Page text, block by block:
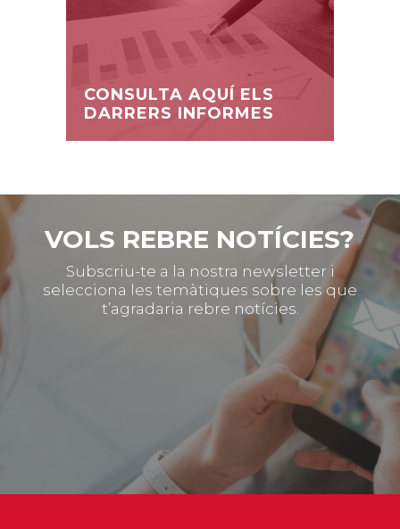
CONSULTA AQUÍ ELS
DARRERS INFORMES
VOLS REBRE NOTÍCIES?
Subscriu-te a la nostra newsletter i
selecciona les temàtiques sobre les que
t’agradaria rebre notícies.